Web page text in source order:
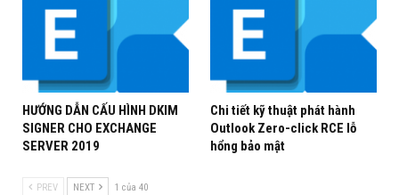
HƯỚNG DẪN CẤU HÌNH DKIM
SIGNER CHO EXCHANGE
SERVER 2019
Chi tiết kỹ thuật phát hành
Outlook Zero-click RCE lỗ
hổng bảo mật
PREV NEXT 1 của 40